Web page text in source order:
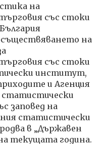
на
със стоки
на
със стоки
институт,
и Агенция
заповед на
статистически
в „Държавен
текущата година.